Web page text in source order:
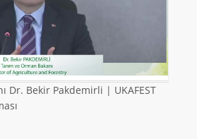
Dr. Bekir Pakdemirli | UKAFEST